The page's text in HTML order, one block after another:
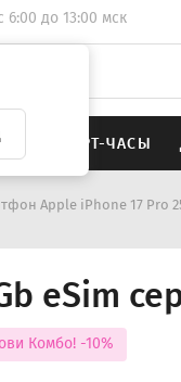
6:00 до 13:00 мск
СМАРТ-ЧАСЫ
Apple iPhone 17 Pro
eSim
Комбо! -10%